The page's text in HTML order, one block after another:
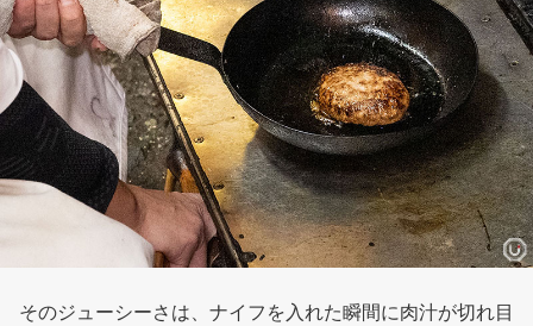
そのジューシーさは、ナイフを入れた瞬間に肉汁が切れ目